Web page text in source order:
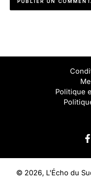
Politique
© 2026, L'Écho du